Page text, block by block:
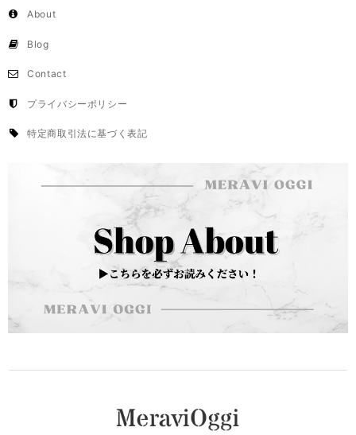
About
Blog
Contact
プライバシーポリシー
特定商取引法に基づく表記